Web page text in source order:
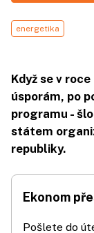
energetika
Když se v
úsporám, po
programu -
státem
republiky.
Ekonom
Pošlete do